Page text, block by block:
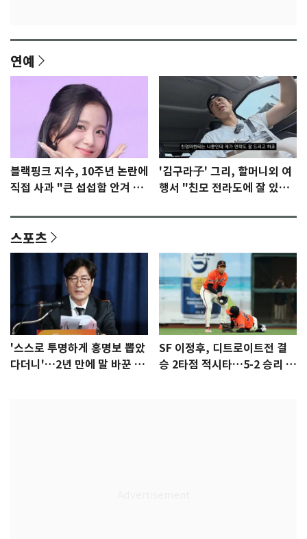
연예
블랙핑크 지수, 10주년 논란에
직접 사과 "큰 섭섭함 안겨 미
'김구라子' 그리, 할머니외 여
행서 "친모 전라도에 잘 있
스포츠
'스스로 투명하게 홍명보 뽑았
다더니'…2년 만에 말 바꾼 이
SF 이정후, 디트로이트전 결
승 2타점 적시타…5-2 승리 견